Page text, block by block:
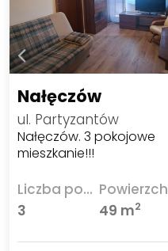
Nałęczów
ul. Partyzantów
Nałęczów. 3 pokojowe
mieszkanie!!!
Liczba pokoi
3
49 m2